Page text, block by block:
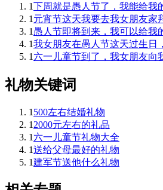
1下周就是愚人节了，我能给我
1 元宵节这天我要去我女朋友家
1 愚人节即将到来，我可以给我
1我女朋友在愚人节这天过生日
1 六一儿童节到了，我女朋友向
礼物关键词
1 500左右结婚礼物
1 2000元左右的礼品
1 六一儿童节礼物大全
1送给父母最好的礼物
1建军节送他什么礼物